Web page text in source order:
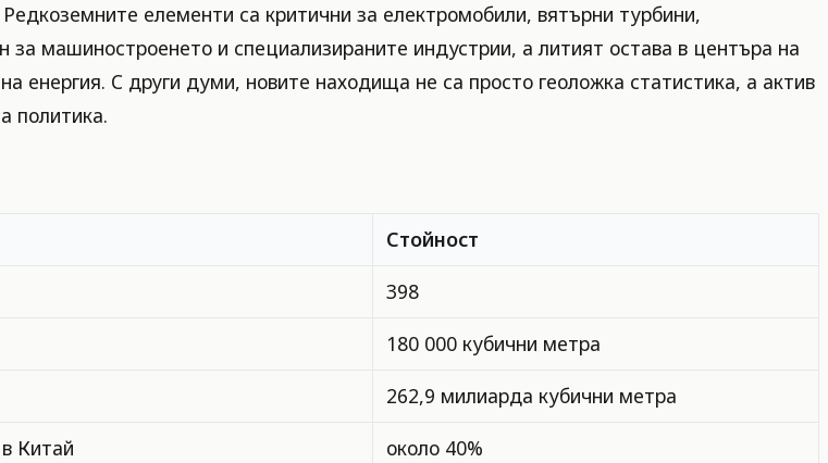
елементи са критични за електромобили, вятърни турбини,
машиностроенето и специализираните индустрии, а литият остава в центъра на
енергия. С други думи, новите находища не са просто геоложка статистика, а актив
политика.
Стойност
398
180 000 кубични метра
262,9 милиарда кубични метра
Китай
около 40%